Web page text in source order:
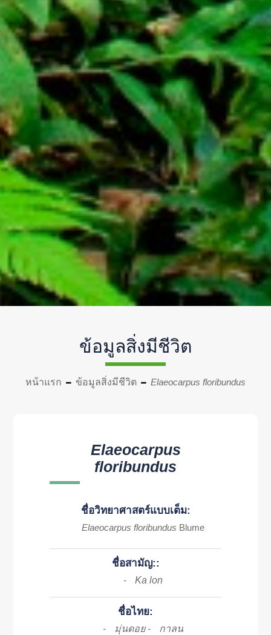
ข้อมูลสิ่งมีชีวิต
หน้าแรก ข้อมูลสิ่งมีชีวิต Elaeocarpus floribundus
Elaeocarpus
floribundus
ชื่อวิทยาศาสตร์แบบเต็ม:
Elaeocarpus floribundus Blume
ชื่อสามัญ::
- Ka lon
ชื่อไทย:
- มุ่นดอย - กาลน